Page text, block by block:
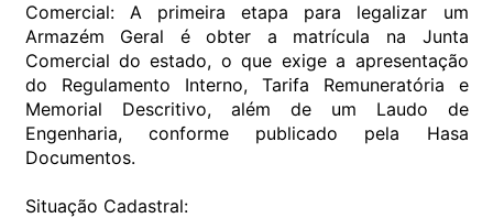
Comercial: A primeira etapa para legalizar um
Armazém Geral é obter a matrícula na Junta
Comercial do estado, o que exige a apresentação
do Regulamento Interno, Tarifa Remuneratória e
Memorial Descritivo, além de um Laudo de
Engenharia, conforme publicado pela Hasa
Documentos.
Situação Cadastral: